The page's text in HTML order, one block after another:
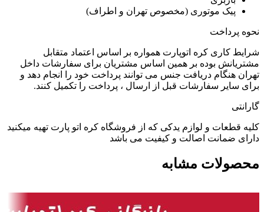
پیک موتوری (مخصوص تهران و اطراف)
نحوه پرداخت
شرایط کاری کره اتوپارت همواره بر اساس اعتماد متقابل
مشتریانش بوده بر همین اساس مشتریان برای سفارشات داخل
تهران هنگام دریافت جنس می توانند پرداخت خود را انجام دهد و
برای سایر سفارشات قبل از ارسال ، پرداخت را تکمیل کنند.
گارانتی
کلیه قطعات و لوازم یدکی که از فروشگاه کره اتو پارت تهیه میکنید
دارای ضمانت اصالت و کیفیت می باشد
محصولات مشابه